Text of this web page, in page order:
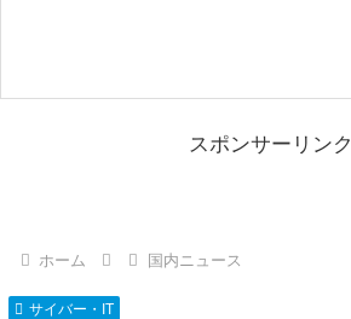
スポンサーリンク
ホーム 国内ニュース
サイバー・IT